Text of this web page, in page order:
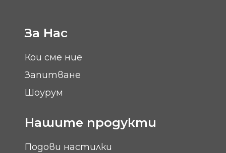
За Нас
Кои сме ние
Запитване
Шоурум
Нашите продукти
Подови настилки